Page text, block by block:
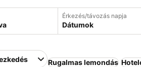
Érkezés/távozás napja
Dátumok
Rugalmas lemondás